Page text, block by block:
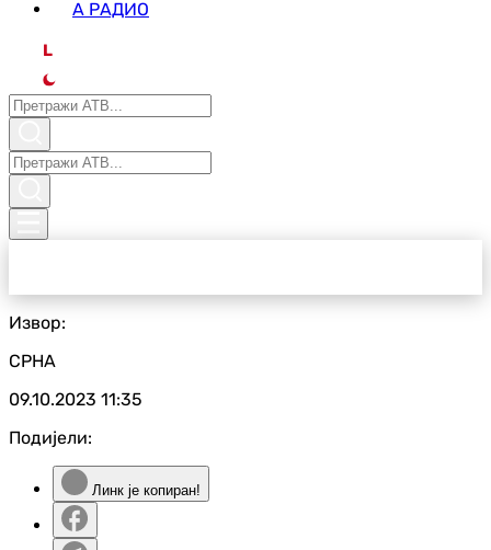
А РАДИО
L
Извор:
СРНА
09.10.2023 11:35
Подијели:
Линк је копиран!